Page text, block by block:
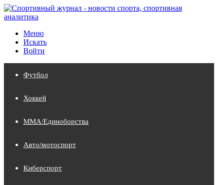
Меню
Искать
Войти
Футбол
Хоккей
MMA/Единоборства
Авто/мотоспорт
Киберспорт